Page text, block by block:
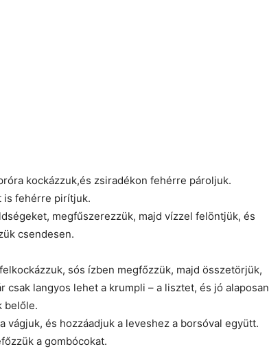
kockázzuk,és zsiradékon fehérre pároljuk.
is fehérre pirítjuk.
megfűszerezzük, majd vízzel felöntjük, és
csendesen.
sós ízben megfőzzük, majd összetörjük,
csak langyos lehet a krumpli – a lisztet, és jó alaposan
belőle.
vágjuk, és hozzáadjuk a leveshez a borsóval együtt.
a gombócokat.